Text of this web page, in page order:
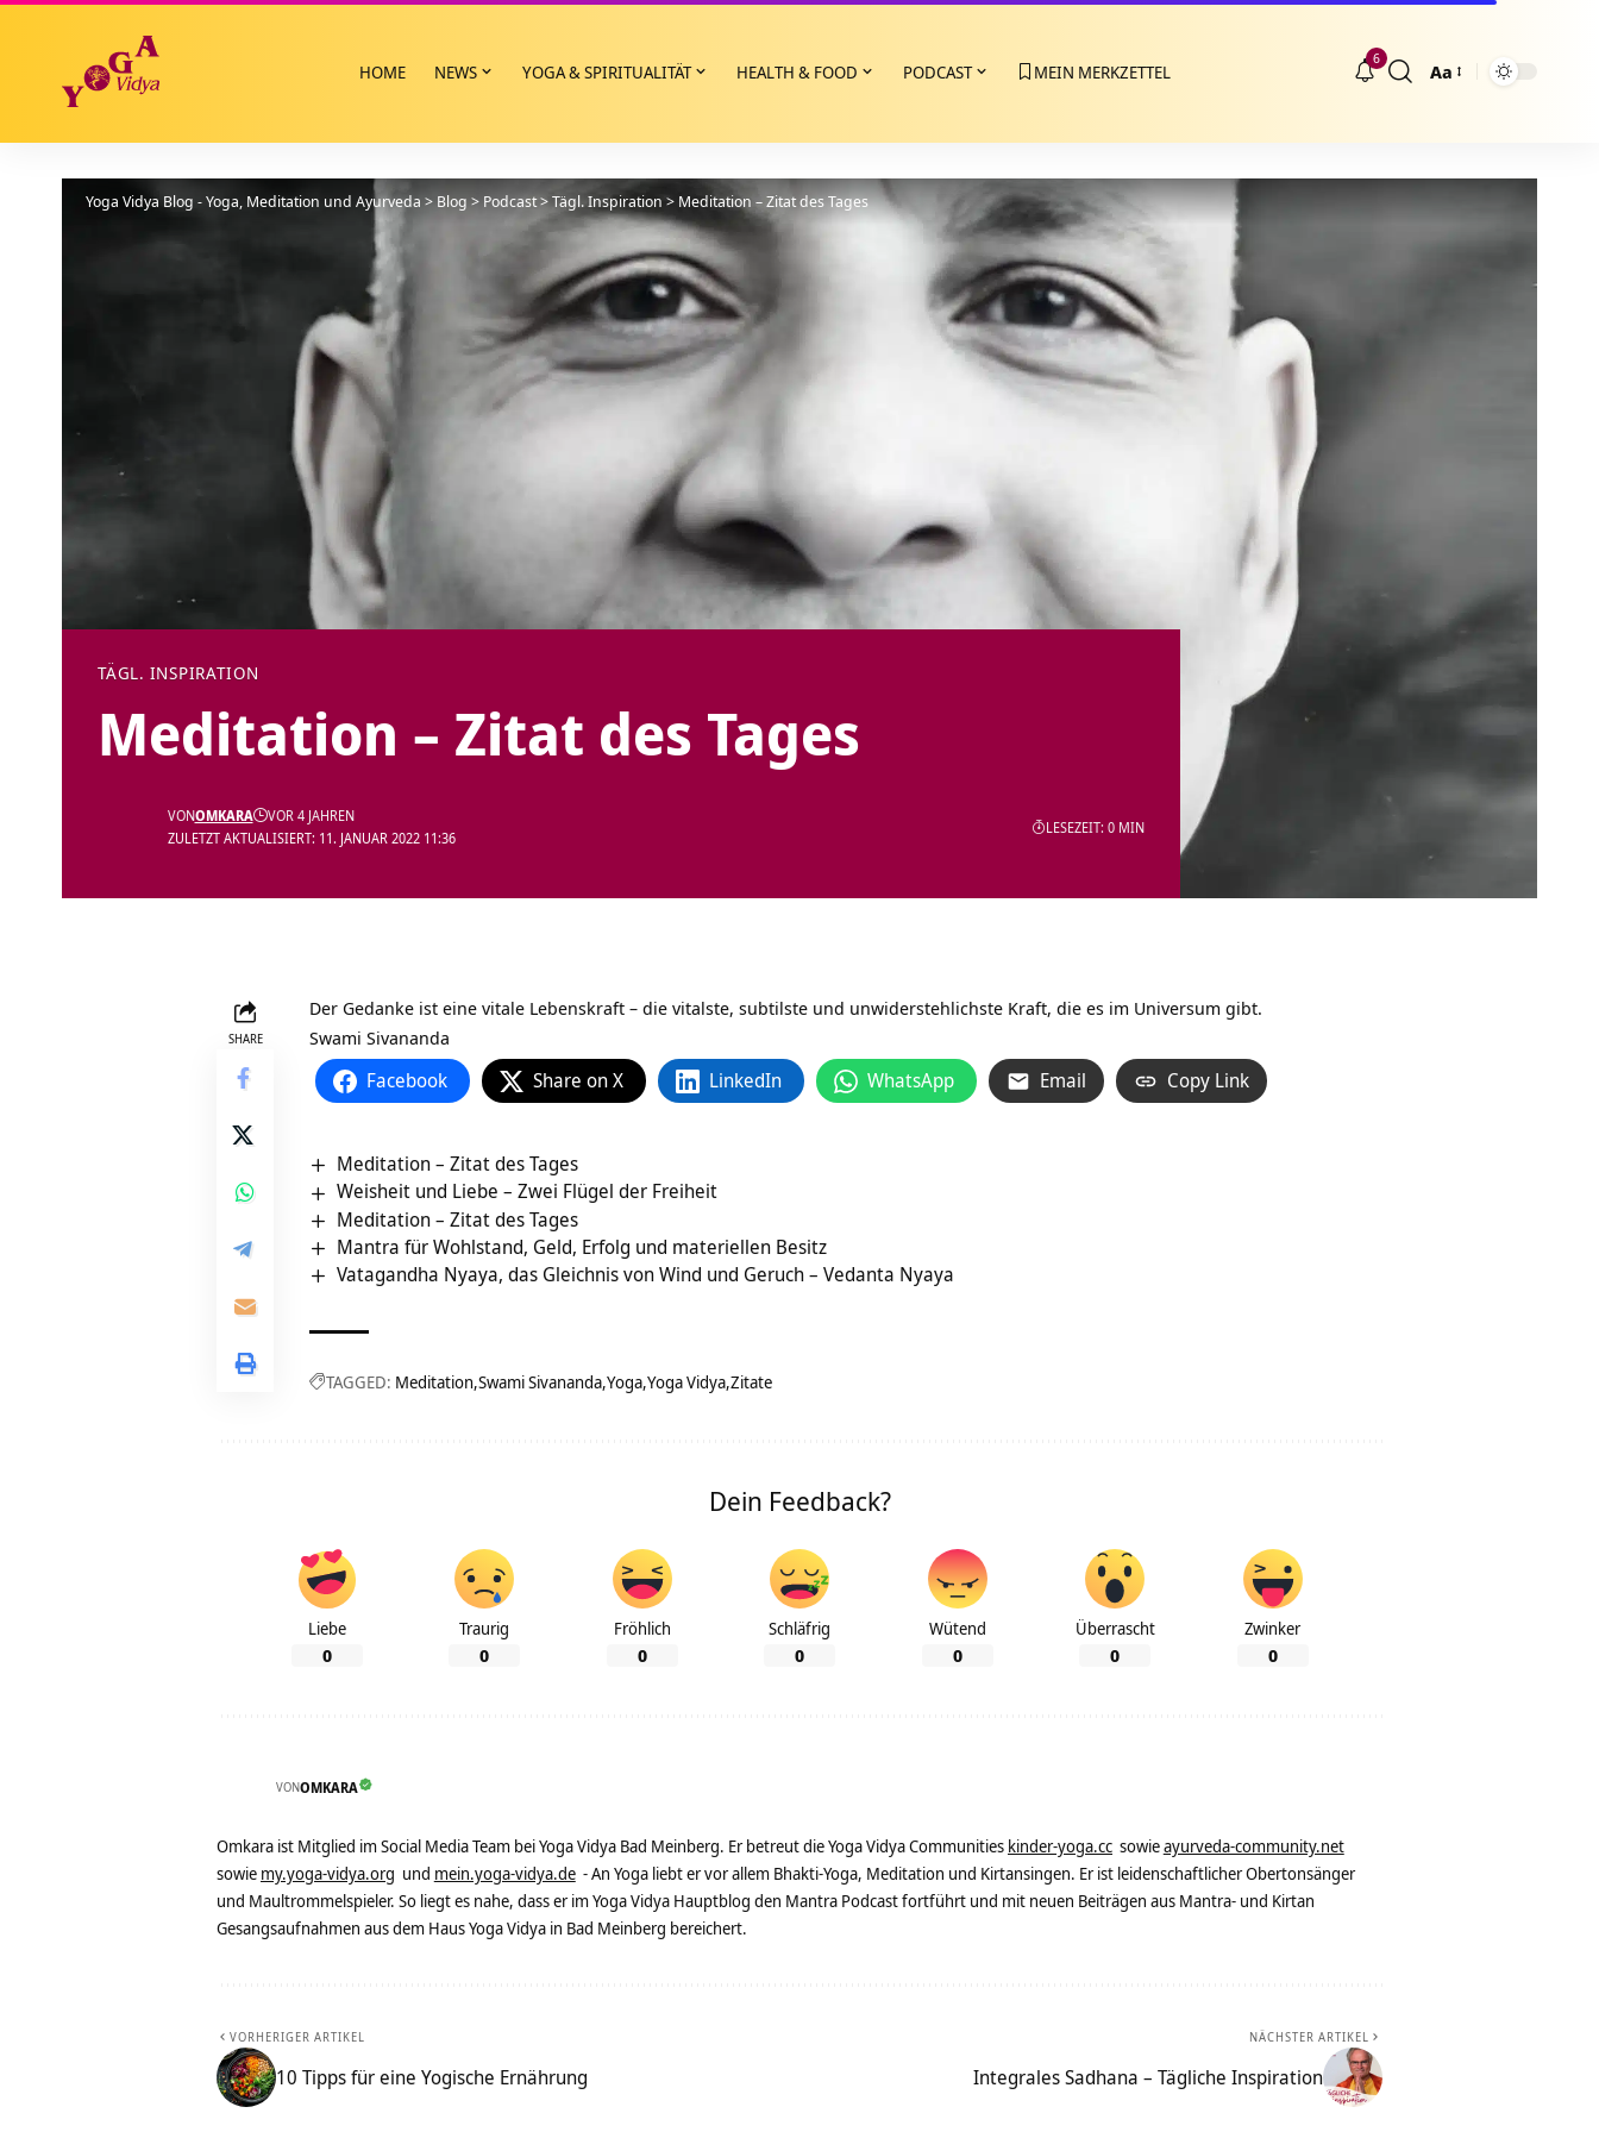
HOME NEWS YOGA & SPIRITUALITÄT HEALTH & FOOD PODCAST MEIN MERKZETTEL
6
Größenänderung
Aa
Yoga Vidya Blog - Yoga, Meditation und Ayurveda > Blog > Podcast>Tägl. Inspiration > Meditation – Zitat des Tages
TÄGL. INSPIRATION
Meditation – Zitat des Tages
ZULETZT AKTUALISIERT: 11. JANUAR 2022 11:36
VONOMKARA VOR 4 JAHREN
LESEZEIT: 0 MIN
SHARE
Der Gedanke ist eine vitale Lebenskraft – die vitalste, subtilste und unwiderstehlichste Kraft, die es im Universum gibt.
Swami Sivananda
Facebook Share on X LinkedIn WhatsApp Email Copy Link
Meditation – Zitat des Tages
Weisheit und Liebe – Zwei Flügel der Freiheit
Meditation – Zitat des Tages
Mantra für Wohlstand, Geld, Erfolg und materiellen Besitz
Vatagandha Nyaya, das Gleichnis von Wind und Geruch – Vedanta Nyaya
TAGGED: Meditation Swami Sivananda Yoga Yoga Vidya Zitate
Dein Feedback?
Liebe
0
Traurig
0
Fröhlich
0
Schläfrig
0
Wütend
0
Überrascht
0
Zwinker
0
VONOMKARA
Omkara ist Mitglied im Social Media Team bei Yoga Vidya Bad Meinberg. Er betreut die Yoga Vidya Communities kinder-yoga.cc sowieayurveda-community.net
sowie my.yoga-vidya.org und mein.yoga-vidya.de - An Yoga liebt er vor allem Bhakti-Yoga, Meditation und Kirtansingen. Er ist leidenschaftlicher Obertonsänger
und Maultrommelspieler. So liegt es nahe, dass er im Yoga Vidya Hauptblog den Mantra Podcast fortführt und mit neuen Beiträgen aus Mantra- und Kirtan
Gesangsaufnahmen aus dem Haus Yoga Vidya in Bad Meinberg bereichert.
VORHERIGER ARTIKEL
10 Tipps für eine Yogische Ernährung
NÄCHSTER ARTIKEL
Integrales Sadhana – Tägliche Inspiration